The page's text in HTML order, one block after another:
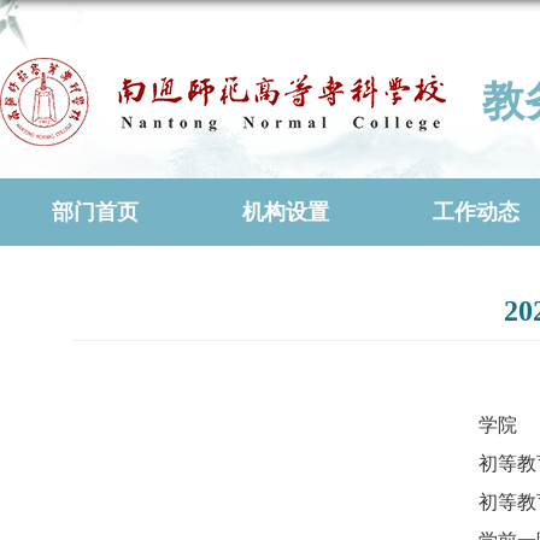
教
部门首页 机构设置 工作动态
学院
初等
初等